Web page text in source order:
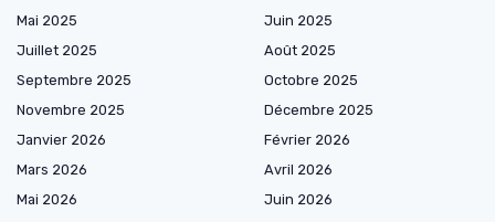
Mai 2025
Juin 2025
Juillet 2025
Août 2025
Septembre 2025
Octobre 2025
Novembre 2025
Décembre 2025
Janvier 2026
Février 2026
Mars 2026
Avril 2026
Mai 2026
Juin 2026